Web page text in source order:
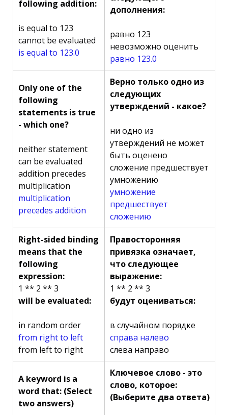
following addition:
is equal to 123
cannot be evaluated
is equal to 123.0
дополнения:
равно 123
невозможно оценить
равно 123.0
Only one of the
following
statements is true
- which one?
neither statement
can be evaluated
addition precedes
multiplication
multiplication
precedes addition
Верно только одно из
следующих
утверждений - какое?
ни одно из
утверждений не может
быть оценено
сложение предшествует
умножению
умножение
предшествует
сложению
Right-sided binding
means that the
following
expression:
1 ** 2 ** 3
will be evaluated:
in random order
from right to left
from left to right
Правосторонняя
привязка означает,
что следующее
выражение:
1 ** 2 ** 3
будут оцениваться:
в случайном порядке
справа налево
слева направо
A keyword is a
word that: (Select
two answers)
Ключевое слово - это
слово, которое:
(Выберите два ответа)